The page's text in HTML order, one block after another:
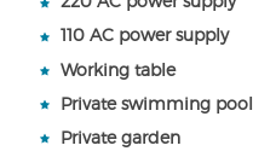
110 AC power supply
Working table
Private swimming pool
Private garden